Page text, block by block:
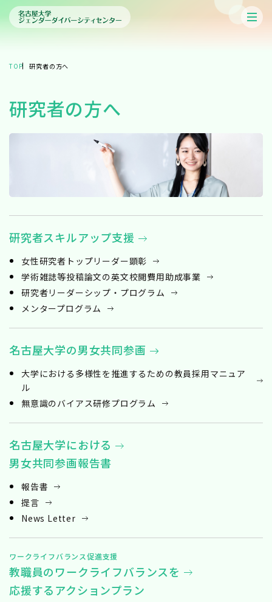
TOP 研究者の方へ
研究者の方へ
研究者スキルアップ支援
女性研究者トップリーダー顕彰
学術雑誌等投稿論文の英文校閲費用助成事業
研究者リーダーシップ・プログラム
メンタープログラム
名古屋大学の男女共同参画
大学における多様性を推進するための教員採用マニュア
ル
無意識のバイアス研修プログラム
名古屋大学における
男女共同参画報告書
報告書
提言
News Letter
ワークライフバランス促進支援
教職員のワークライフバランスを
応援するアクションプラン